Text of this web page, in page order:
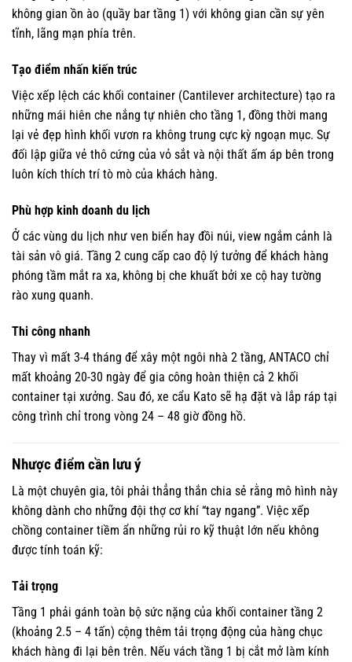
không gian ồn ào (quầy bar tầng 1) với không gian cần sự yên
tĩnh, lãng mạn phía trên.
Tạo điểm nhấn kiến trúc
Việc xếp lệch các khối container (Cantilever architecture) tạo ra
những mái hiên che nắng tự nhiên cho tầng 1, đồng thời mang
lại vẻ đẹp hình khối vươn ra không trung cực kỳ ngoạn mục. Sự
đối lập giữa vẻ thô cứng của vỏ sắt và nội thất ấm áp bên trong
luôn kích thích trí tò mò của khách hàng.
Phù hợp kinh doanh du lịch
Ở các vùng du lịch như ven biển hay đồi núi, view ngắm cảnh là
tài sản vô giá. Tầng 2 cung cấp cao độ lý tưởng để khách hàng
phóng tầm mắt ra xa, không bị che khuất bởi xe cộ hay tường
rào xung quanh.
Thi công nhanh
Thay vì mất 3-4 tháng để xây một ngôi nhà 2 tầng, ANTACO chỉ
mất khoảng 20-30 ngày để gia công hoàn thiện cả 2 khối
container tại xưởng. Sau đó, xe cẩu Kato sẽ hạ đặt và lắp ráp tại
công trình chỉ trong vòng 24 – 48 giờ đồng hồ.
Nhược điểm cần lưu ý
Là một chuyên gia, tôi phải thẳng thắn chia sẻ rằng mô hình này
không dành cho những đội thợ cơ khí “tay ngang”. Việc xếp
chồng container tiềm ẩn những rủi ro kỹ thuật lớn nếu không
được tính toán kỹ:
Tải trọng
Tầng 1 phải gánh toàn bộ sức nặng của khối container tầng 2
(khoảng 2.5 – 4 tấn) cộng thêm tải trọng động của hàng chục
khách hàng đi lại bên trên. Nếu vách tầng 1 bị cắt mở làm kính